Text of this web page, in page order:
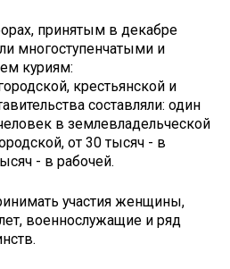
принятым в декабре
многоступенчатыми и
куриям:
крестьянской и
составляли: один
в землевладельческой
от 30 тысяч - в
- в рабочей.
участия женщины,
военнослужащие и ряд